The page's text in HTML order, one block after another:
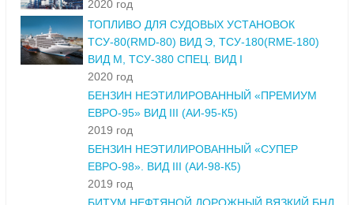
С, ЭКОЛОГИЧЕСКОГО КЛАССА К 5
2020 год
ТОПЛИВО ДЛЯ СУДОВЫХ УСТАНОВОК
ТСУ-80(RMD-80) ВИД Э, ТСУ-180(RME-180)
ВИД М, ТСУ-380 СПЕЦ. ВИД I
2020 год
БЕНЗИН НЕЭТИЛИРОВАННЫЙ «ПРЕМИУМ
ЕВРО-95» ВИД III (АИ-95-К5)
2019 год
БЕНЗИН НЕЭТИЛИРОВАННЫЙ «СУПЕР
ЕВРО-98». ВИД III (АИ-98-К5)